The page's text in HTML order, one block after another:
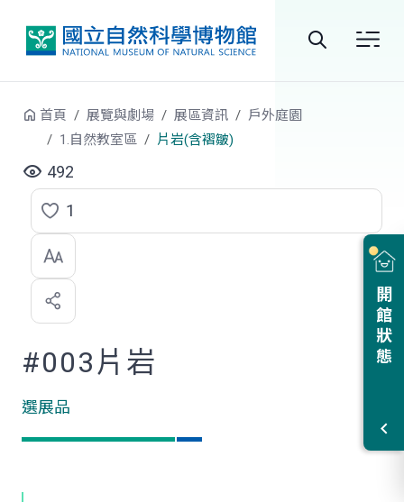
開館狀態
首頁 展覽與劇場 展區資訊
戶外庭園
1.自然教室區
片岩(含褶皺)
492
點
選
喜
歡
1
#003片岩
選展品